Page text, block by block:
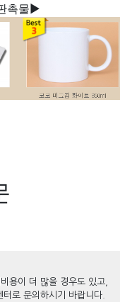
촉물▶
용이 더 많을 경우도 있고,
로 문의하시기 바랍니다.